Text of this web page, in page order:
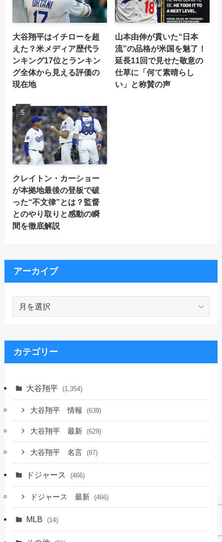
大谷翔平はイチローを超
えた？米メディア歴代ラ
ンキング17位とランキン
グ全体から見える評価の
現在地
山本由伸が貫いた“日本
流”の品格が米国を魅了！
延長11回で見せた敬意の
仕草に「何て素晴らし
い」と称賛の声
クレイトン・カーショー
が本拠地最後の登板で破
った“不文律”とは？監督
とのやり取りと感動の瞬
間を徹底解説
アーカイブ
ブ
カテゴリー
大谷翔平 (1,354)
大谷翔平 情報 (639)
大谷翔平 最新 (629)
大谷翔平 名言 (87)
ドジャース (466)
ドジャース 最新 (466)
MLB (14)